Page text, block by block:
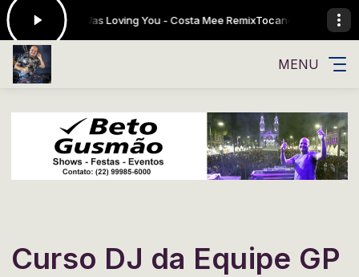
Mee I Was Loving You - Costa Mee RemixTocando agora: Pete
MENU
Curso DJ da Equipe GP